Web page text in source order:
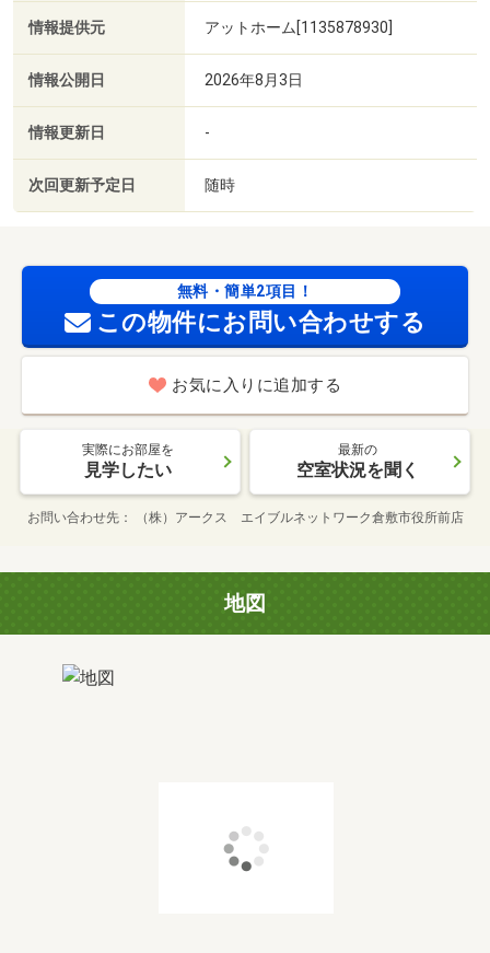
情報提供元 アットホーム[1135878930]
情報公開日 2026年8月3日
情報更新日 -
次回更新予定日 随時
無料・簡単2項目！
この物件にお問い合わせする
お気に入りに追加する
実際にお部屋を
見学したい
最新の
空室状況を聞く
お問い合わせ先 （株）アークス エイブルネットワーク倉敷市役所前店
地図